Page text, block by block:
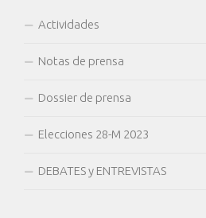
Actividades
Notas de prensa
Dossier de prensa
Elecciones 28-M 2023
DEBATES y ENTREVISTAS